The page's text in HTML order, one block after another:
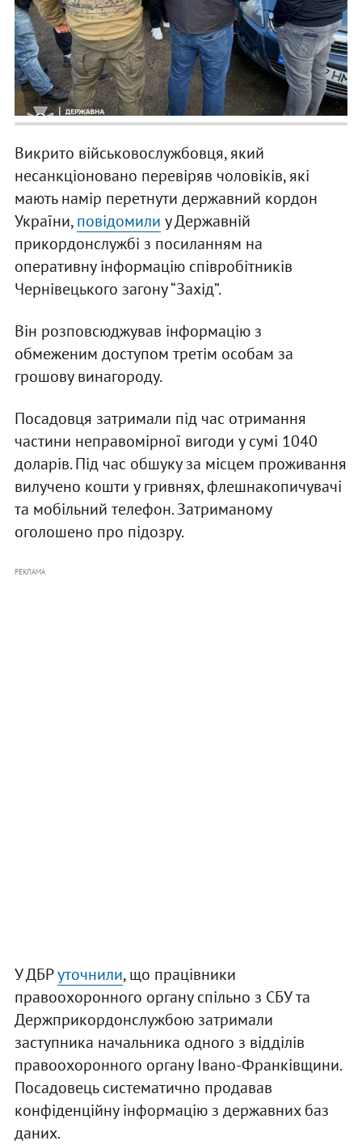
Викрито військовослужбовця, який
несанкціоновано перевіряв чоловіків, які
мають намір перетнути державний кордон
України,повідомили у Державній
прикордонслужбі з посиланням на
оперативну інформацію співробітників
Чернівецького загону “Захід”.
Він розповсюджував інформацію з
обмеженим доступом третім особам за
грошову винагороду.
Посадовця затримали під час отримання
частини неправомірної вигоди у сумі 1040
доларів. Під час обшуку за місцем проживання
вилучено кошти у гривнях, флешнакопичувачі
та мобільний телефон. Затриманому
оголошено про підозру.
РЕКЛАМА
У ДБРуточнили, що працівники
правоохоронного органу спільно з СБУ та
Держприкордонслужбою затримали
заступника начальника одного з відділів
правоохоронного органу Івано-Франківщини.
Посадовець систематично продавав
конфіденційну інформацію з державних баз
даних.